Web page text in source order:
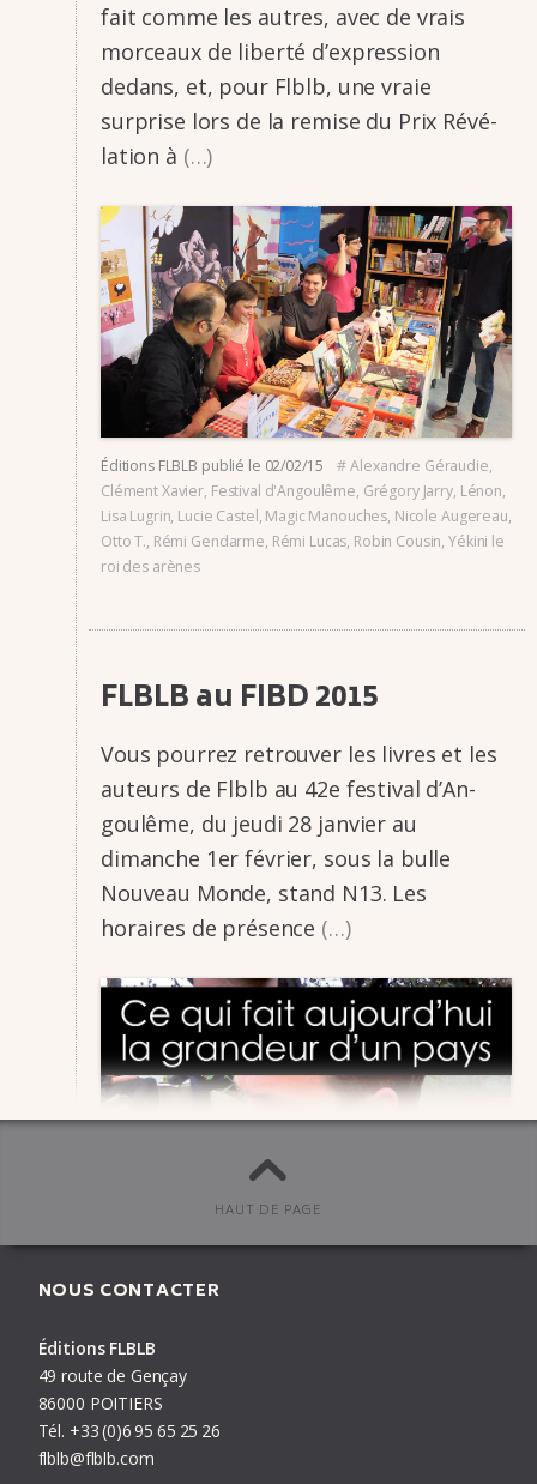
fait comme les autres, avec de vrais
morceaux de liberté d’ex­­pres­­sion
dedans, et, pour Flblb, une vraie
surprise lors de la remise du Prix Révé­­
la­­tion à (…)
Éditions FLBLB publié le 02/02/15 #Alexandre Géraudie,
Clément Xavier, Festival d'Angoulême, Grégory Jarry, Lénon,
Lisa Lugrin, Lucie Castel, Magic Manouches, Nicole Augereau,
Otto T., Rémi Gendarme, Rémi Lucas, Robin Cousin,Yékini le
roi des arènes
FLBLB au FIBD 2015
Vous pour­­rez retrou­­ver les livres et les
auteurs de Flblb au 42e festi­­val d’An­­
gou­­lême, du jeudi 28 janvier au
dimanche 1er février, sous la bulle
Nouveau Monde, stand N13. Les
horaires de présence (…)
Festival d'Angoulême
Rémi Gendarme
HAUT DE PAGE
NOUS CONTACTER
Éditions FLBLB
49 route de Gençay
86000 POITIERS
Tél. +33(0)695 65 25 26
flblb@flblb.com